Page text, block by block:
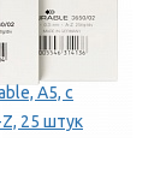
A5, с
25 штук